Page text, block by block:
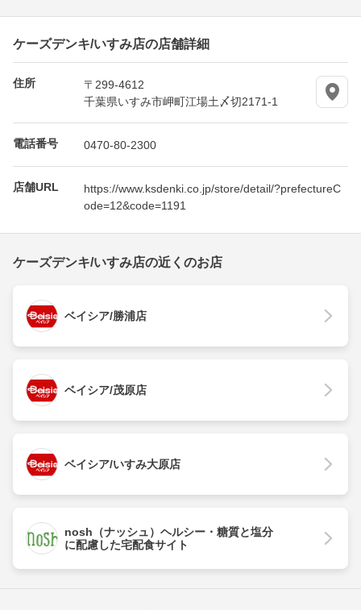
ケーズデンキ/いすみ店の店舗詳細
住所
〒299-4612
千葉県いすみ市岬町江場土〆切2171-1
電話番号 0470-80-2300
店舗URL
https://www.ksdenki.co.jp/store/detail/?prefectureC
ode=12&code=1191
ケーズデンキ/いすみ店の近くのお店
ベイシア/勝浦店
ベイシア/茂原店
ベイシア/いすみ大原店
nosh（ナッシュ）ヘルシー・糖質と塩分
に配慮した宅配食サイト